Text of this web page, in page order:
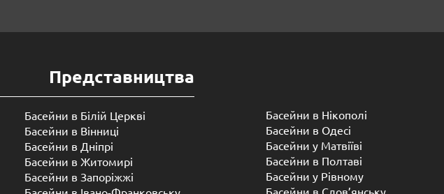
Представництва
Басейни в Білій Церкві
Басейни в Вінниці
Басейни в Дніпрі
Басейни в Житомирі
Басейни в Запоріжжі
Басейни в Нікополі
Басейни в Одесі
Басейни у Матвіїві
Басейни в Полтаві
Басейни у ​​Рівному